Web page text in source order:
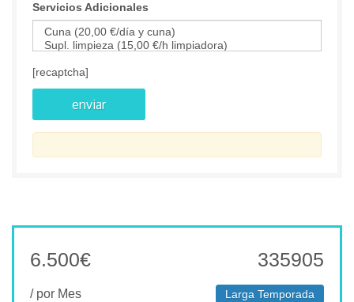
Servicios Adicionales
[recaptcha]
6.500€
/ por Mes
335905
Larga Temporada